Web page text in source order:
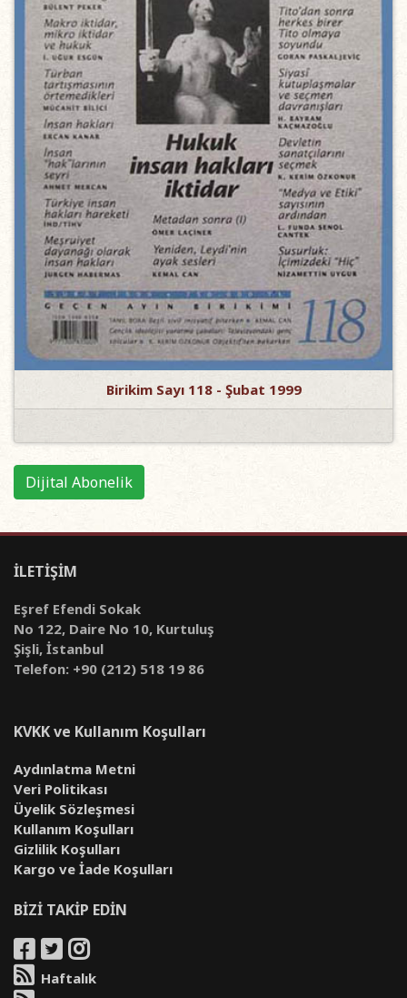
Birikim Sayı 118 - Şubat 1999
Dijital Abonelik
İLETİŞİM
Eşref Efendi Sokak
No 122, Daire No 10, Kurtuluş
Şişli, İstanbul
Telefon: +90 (212) 518 19 86
KVKK ve Kullanım Koşulları
Aydınlatma Metni
Veri Politikası
Üyelik Sözleşmesi
Kullanım Koşulları
Gizlilik Koşulları
Kargo ve İade Koşulları
BİZİ TAKİP EDİN
Haftalık